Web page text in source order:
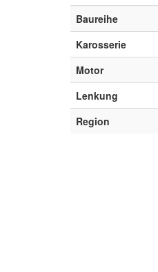
Baureihe
Karosserie
Motor
Lenkung
Region